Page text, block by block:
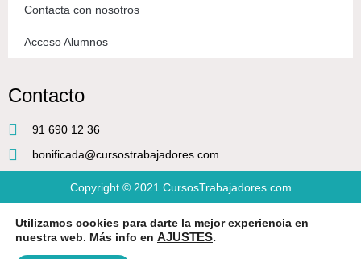
Contacta con nosotros
Acceso Alumnos
Contacto
91 690 12 36
bonificada@cursostrabajadores.com
Copyright © 2021 CursosTrabajadores.com
Aviso Legal |Política de Privacidad| Condiciones de compra
Utilizamos cookies para darte la mejor experiencia en
nuestra web. Más info en AJUSTES.